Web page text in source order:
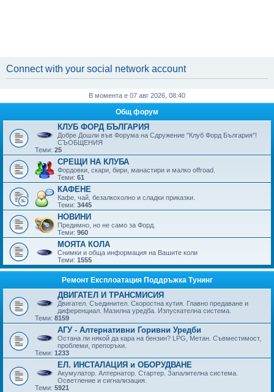
Connect with your social network account
В момента е 07 авг 2026, 08:40
Общ форум
КЛУБ ФОРД БЪЛГАРИЯ
Добре Дошли във Форума на Сдружение "Клуб Форд България"!
СЪОБЩЕНИЯ
Теми: 25
СРЕЩИ НА КЛУБА
Фордовки, скари, бири, манaстири и малко offroad.
Теми: 61
КАФЕНЕ
Кафе, чай, безалкохолно и сладки приказки.
Теми: 3445
НОВИНИ
Предимно, но не само за Форд.
Теми: 960
МОЯТА КОЛА
Снимки и обща информация на Вашите коли
Теми: 1555
Ремонт Експлоатация Поддръжка Тунинг
ДВИГАТЕЛ И ТРАНСМИСИЯ
Двигател. Съединител. Скоростна кутия. Главно предаване и
диференциал. Мазилна уредба. Изпускателна система.
Теми: 8159
АГУ - Алтернативни Горивни Уредби
Остана ли някой да кара на бензин? LPG, Метан. Съвместимост,
проблеми, препоръки.
Теми: 1233
ЕЛ. ИНСТАЛАЦИЯ и ОБОРУДВАНЕ
Акумулатор. Алтернатор. Стартер. Запалителна система.
Осветление и сигнализация.
Теми: 5921